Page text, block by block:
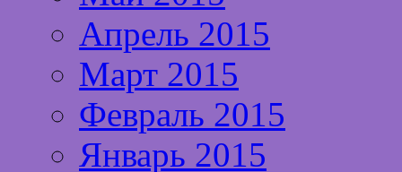
Апрель 2015
Март 2015
Февраль 2015
Январь 2015